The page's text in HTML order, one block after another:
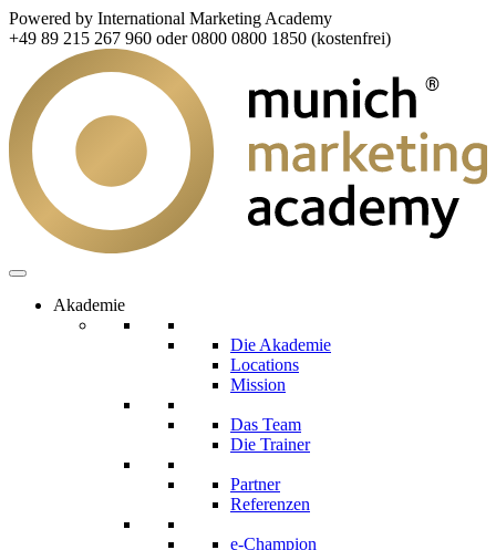
Powered by International Marketing Academy
+49 89 215 267 960 oder 0800 0800 1850 (kostenfrei)
Akademie
Die Akademie
Locations
Mission
Das Team
Die Trainer
Partner
Referenzen
e-Champion